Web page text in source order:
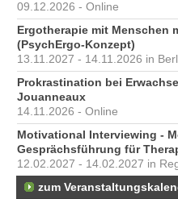
09.12.2026 - Online
Ergotherapie mit Menschen
(PsychErgo-Konzept)
13.11.2027 - 14.11.2026 in
Prokrastination bei
Jouanneaux
14.11.2026 - Online
Motivational Interviewing -
Gesprächsführung für
12.02.2027 - 14.02.2027 in
zum